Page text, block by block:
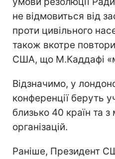
не відмовиться від
проти цивільного
також вкотре
США, що М.Каддафі
Відзначимо, у
конференції беруть
близько 40 країн та
організацій.
Раніше, Президент